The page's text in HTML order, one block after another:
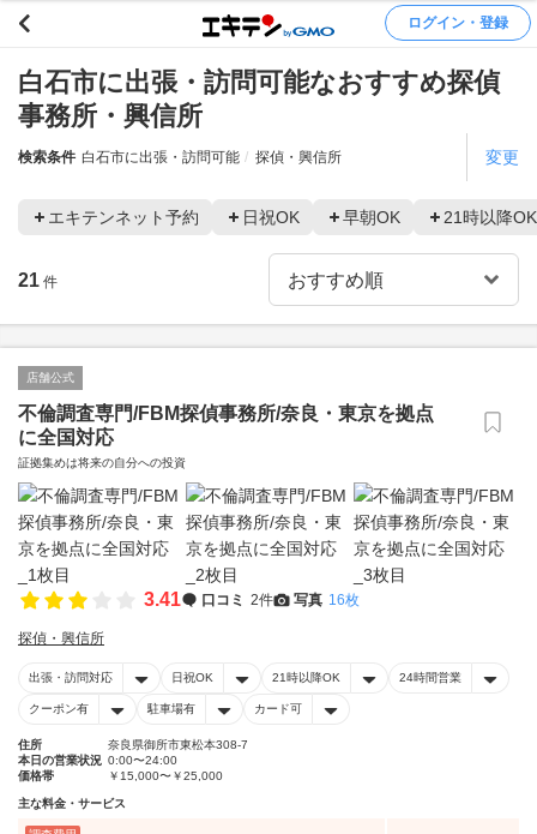
ログイン・登録
白石市に出張・訪問可能なおすすめ探偵
事務所・興信所
検索条件 白石市に出張・訪問可能 探偵・興信所 変更
エキテンネット予約 日祝OK 早朝OK 21時以降OK
21 件
店舗公式
不倫調査専門/FBM探偵事務所/奈良・東京を拠点
に全国対応
証拠集めは将来の自分への投資
3.41 口コミ 2件 写真 16枚
探偵・興信所
出張・訪問対応 日祝OK 21時以降OK 24時間営業
クーポン有 駐車場有 カード可
住所
奈良県御所市東松本308-7
本日の営業状況 0:00〜24:00
価格帯
￥15,000〜￥25,000
主な料金・サービス